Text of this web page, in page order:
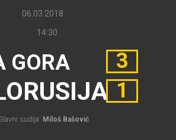
06.03.2018.
14:30
GORA
3
1
sudija: Miloš Bašović